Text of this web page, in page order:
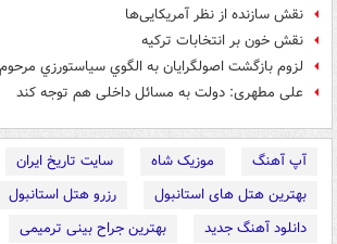
نقش سازنده از نظر آمریکایی‌ها
نقش خون بر انتخابات ترکیه
لزوم بازگشت اصولگرايان به الگوي سياست‎ورزي مرحوم آيت‎الله مهدوي‎کني (ره)
علی مطهری: دولت به مسائل داخلی هم توجه کند
آپ آهنگ موزیک شاه
سایت تاریخ ایران
بهترین هتل های استانبول
رزرو هتل استانبول
دانلود آهنگ جدید
بهترین جراح بینی ترمیمی